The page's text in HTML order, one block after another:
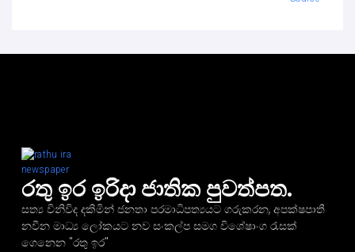
රතු ඉර ඉරිදා ජාතික පුවත්පත.
සත්‍ය විනිවිද දකිමින් ජනතා පරමාධිපත්‍යයට ගරුකරන, අපක්ෂපාතී
නවීන මාධ්‍ය ලෝකයට නව සංකල්ප සමග විශේෂාංග රැසක්
ගෙනෙන "රතු ඉර"